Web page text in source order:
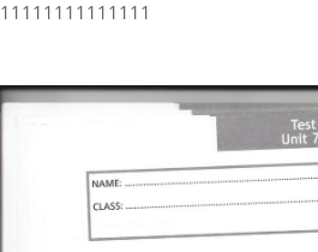
11111111111111